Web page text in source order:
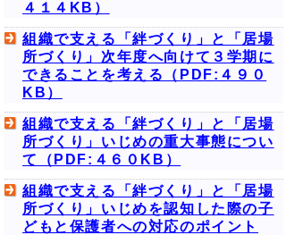
４１４KB）
組織で支える「絆づくり」と「居場
所づくり」次年度へ向けて３学期に
できることを考える（PDF:４９０
KB）
組織で支える「絆づくり」と「居場
所づくり」いじめの重大事態につい
て（PDF:４６０KB）
組織で支える「絆づくり」と「居場
所づくり」いじめを認知した際の子
どもと保護者への対応のポイント